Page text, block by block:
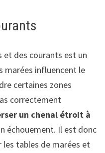
et des courants est un
marées influencent le
certaines zones
correctement
un chenal étroit à
échouement. Il est donc
tables de marées et